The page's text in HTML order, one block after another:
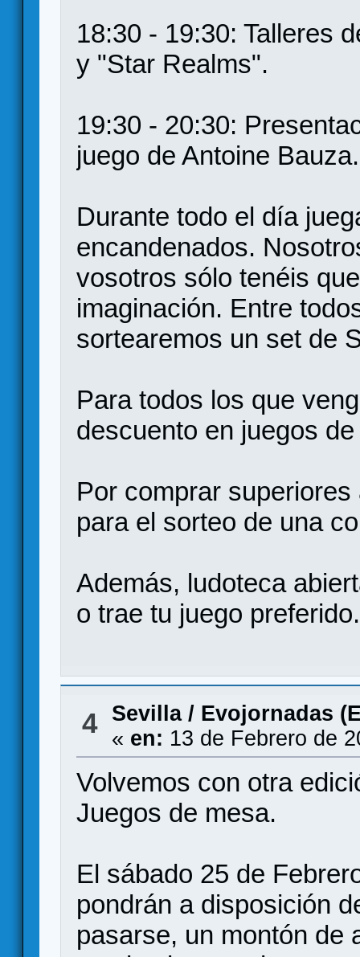
18:30 - 19:30: Talleres
y "Star Realms".
19:30 - 20:30:
juego de Antoine Bauza.
Durante todo el día
encandenados.
vosotros sólo tenéis
imaginación. Entre
sortearemos un set de
Para todos los que
descuento en juegos
Por comprar
para el sorteo de una
Además, ludoteca
o trae tu juego preferido.
4 Sevilla/ Evojornadas
« en: 13 de Febrero de
Volvemos con otra
Juegos de mesa.
El sábado 25 de
pondrán a disposición
pasarse, un montón de